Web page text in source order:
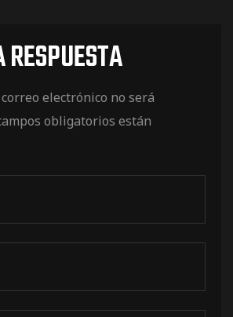
electrónico no será
obligatorios están